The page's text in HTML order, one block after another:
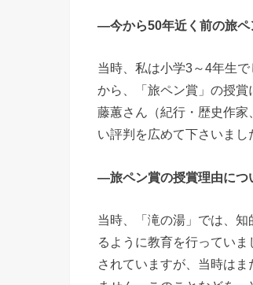
―今から50年近く前の旅ペ
当時、私は小学3～4年生
から、「旅ペン賞」の授
藤蕙さん（紀行・歴史作
い評判を広めて下さいまし
―旅ペン賞の授賞理由につ
当時、「滝の湯」では、
るように教育を行ってい
されていますが、当時は